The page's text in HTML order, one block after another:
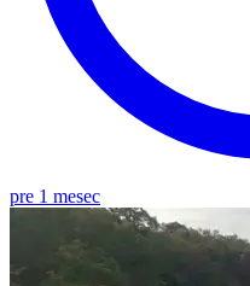
pre 1 mesec